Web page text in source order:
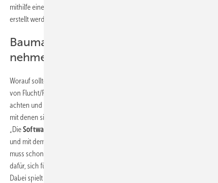
mithilfe eines integrierten 2D-Grundrissgenerators komplett neu
erstellt werden.
Baumann: Für Auswahlprozess Zeit
nehmen
Worauf sollte man bei der Auswahl von Programmen für die Erstellung
von Flucht/Rettungswege-, Feuerwehr- oder Brandschutzplänen
achten und welche Software passt zu mir? Das waren auch Fragen,
mit denen sich Bernd Baumann eingehend auseinandergesetzt hat.
„DieSoftware ist mein wichtigstes Werkzeug
und mit dem Hersteller gehe ich eine langfristige Partnerschaft ein. Da
muss schon alles stimmen“, betont Baumann. Deshalb plädiert er
dafür, sich für eine sorgfältige Programmauswahl Zeit zu nehmen.
Dabei spielt seiner Ansicht nach nicht nur der Funktionsumfang eine